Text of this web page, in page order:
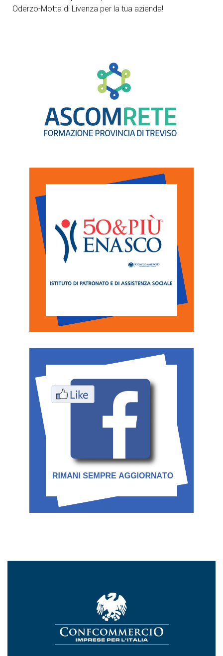
Oderzo-Motta di Livenza per la tua azienda!